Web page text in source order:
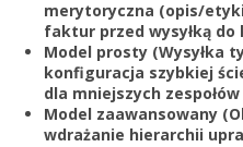
merytoryczna (opis/
faktur przed wysyłką do
Model prosty (Wysyłka
konfiguracja szybkiej
dla mniejszych
Model zaawansowany
wdrażanie hierarchii